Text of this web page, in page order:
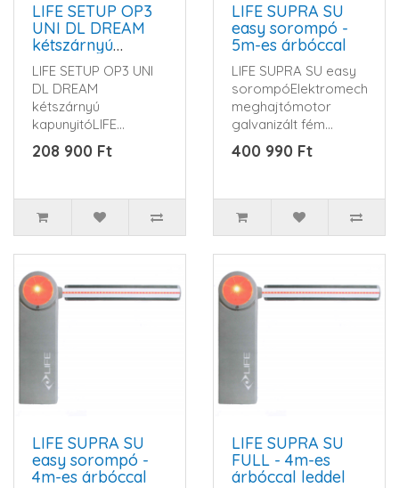
LIFE SETUP OP3
UNI DL DREAM
kétszárnyú
kapunyitó
automatika szett
LIFE SETUP OP3 UNI
DL DREAM
kétszárnyú
kapunyitó LIFE
OPTIMO 3
merevkaros
méteres&..
208 900 Ft
LIFE SUPRA SU
easy sorompó -
5m-es árbóccal
LIFE SUPRA SU easy
meghajtómotor
galvanizált fém
házban, műanyag ,
ütésálló..
400 990 Ft
LIFE SUPRA SU
easy sorompó -
4m-es árbóccal
LIFE SUPRA SU
FULL - 4m-es
árbóccal leddel